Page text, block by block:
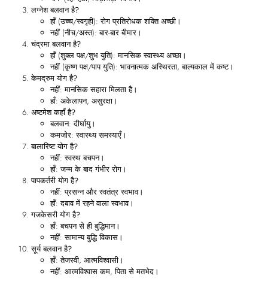
लग्नेश बलवान है?
हाँ (उच्च/स्वगृही): रोग प्रतिरोधक शक्ति अच्छी।
नहीं (नीच/अस्त): बार-बार बीमार।
चंद्रमा बलवान है?
हाँ (शुक्ल पक्ष/शुभ युति): मानसिक स्वास्थ्य अच्छा।
नहीं (कृष्ण पक्ष/पाप युति): भावनात्मक अस्थिरता, बाल्यकाल में कष्ट।
केमद्रुम योग है?
नहीं: मानसिक सहारा मिलता है।
हाँ: अकेलापन, असुरक्षा।
अष्टमेश कहाँ है?
बलवान: दीर्घायु।
कमजोर: स्वास्थ्य समस्याएँ।
बालारिष्ट योग है?
नहीं: स्वस्थ बचपन।
हाँ: जन्म के बाद गंभीर रोग।
पापकर्तरी योग है?
नहीं: प्रसन्न और स्वतंत्र स्वभाव।
हाँ: दबाव में रहने वाला स्वभाव।
गजकेसरी योग है?
हाँ: बचपन से ही बुद्धिमान।
नहीं: सामान्य बुद्धि विकास।
सूर्य बलवान है?
हाँ: तेजस्वी, आत्मविश्वासी।
नहीं: आत्मविश्वास कम, पिता से मतभेद।